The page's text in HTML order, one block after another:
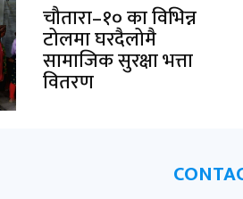
चौतारा–१० का विभिन्न
टोलमा घरदैलोमै
सामाजिक सुरक्षा भत्ता
वितरण